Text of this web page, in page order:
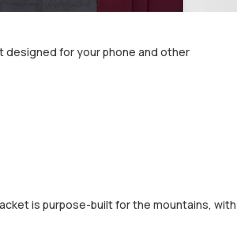
designed for your phone and other
is purpose-built for the mountains, with